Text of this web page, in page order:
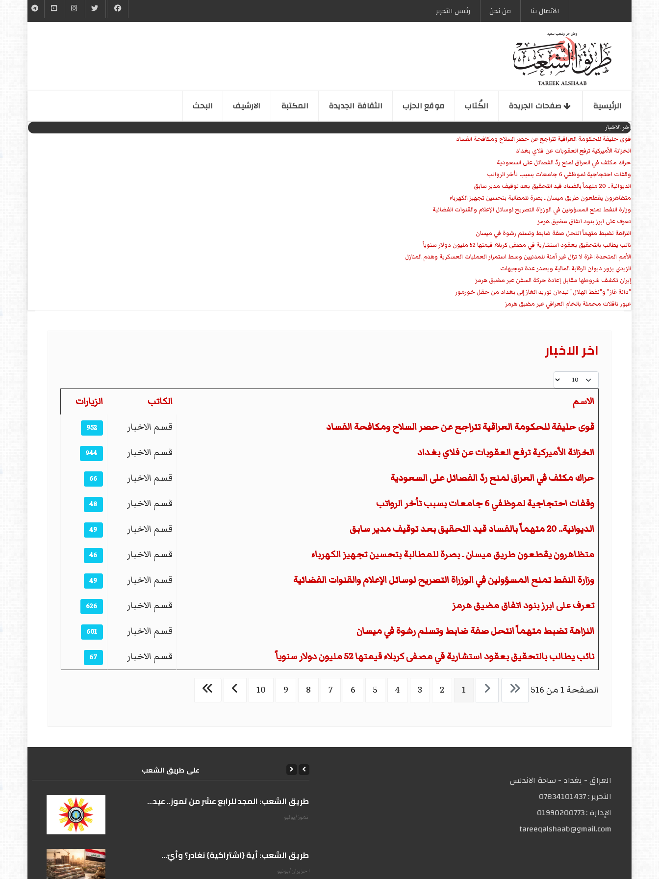
الاتصال بنا من نحن رئیس التحریر
الرئیسیة صفحات الجریدة الكُتاب موقع الحزب الثقافة الجدیدة المكتبة الارشیف البحث
اخر الاخبار
قوى حليفة للحكومة العراقية تتراجع عن حصر السلاح ومكافحة الفساد
الخزانة الأميركية ترفع العقوبات عن فلاي بغداد
حراك مكثف في العراق لمنع ردّ الفصائل على السعودية
وقفات احتجاجية لموظفي 6 جامعات بسبب تأخر الرواتب
الديوانية.. 20 متهماً بالفساد قيد التحقيق بعد توقيف مدير سابق
متظاهرون يقطعون طريق ميسان ـ بصرة للمطالبة بتحسين تجهيز الكهرباء
وزارة النفط تمنع المسؤولين في الوزراة التصريح لوسائل الإعلام والقنوات الفضائية
تعرف على ابرز بنود اتفاق مضيق هرمز
النزاهة تضبط متهماً انتحل صفة ضابط وتسلم رشوة في ميسان
نائب يطالب بالتحقيق بعقود استشارية في مصفى كربلاء قيمتها 52 مليون دولار سنوياً
الأمم المتحدة: غزة لا تزال غير آمنة للمدنيين وسط استمرار العمليات العسكرية وهدم المنازل
الزيدي يزور ديوان الرقابة المالية ويصدر عدة توجيهات
إيران تكشف شروطها مقابل إعادة حركة السفن عبر مضيق هرمز
"دانة غاز" و"نفط الهلال" تبدءان توريد الغاز إلى بغداد من حقل خورمور
عبور ناقلات محملة بالخام العراقي عبر مضيق هرمز
اخر الاخبار
عدد الإظهارات:
المقالات
الاسم الكاتب
الزيارات
قوى حليفة للحكومة العراقية تتراجع عن حصر السلاح ومكافحة الفساد
قسم الاخبار 952
الخزانة الأميركية ترفع العقوبات عن فلاي بغداد قسم الاخبار 944
حراك مكثف في العراق لمنع ردّ الفصائل على السعودية قسم الاخبار 66
وقفات احتجاجية لموظفي 6 جامعات بسبب تأخر الرواتب قسم الاخبار 48
الديوانية.. 20 متهماً بالفساد قيد التحقيق بعد توقيف مدير سابق قسم الاخبار 49
متظاهرون يقطعون طريق ميسان ـ بصرة للمطالبة بتحسين تجهيز الكهرباء قسم الاخبار 46
وزارة النفط تمنع المسؤولين في الوزراة التصريح لوسائل الإعلام والقنوات الفضائية قسم الاخبار 49
تعرف على ابرز بنود اتفاق مضيق هرمز قسم الاخبار 626
النزاهة تضبط متهماً انتحل صفة ضابط وتسلم رشوة في ميسان قسم الاخبار 601
نائب يطالب بالتحقيق بعقود استشارية في مصفى كربلاء قيمتها 52 مليون دولار سنوياً قسم الاخبار 67
الصفحة 1 من 516 1
2
3
4
5
6
7
8
9
10
العراق - بغداد - ساحة الاندلس
التحریر :07834101437
الإدارة :01990200773
tareeqalshaab@gmail.com
علی طریق الشعب
على طريق الشعب: المجد للرابع عشر من تموز.. عيد...
على طريق الشعب: أية {اشتراكية} نغادر؟ وأيّ...
07 حزيران/يونيو